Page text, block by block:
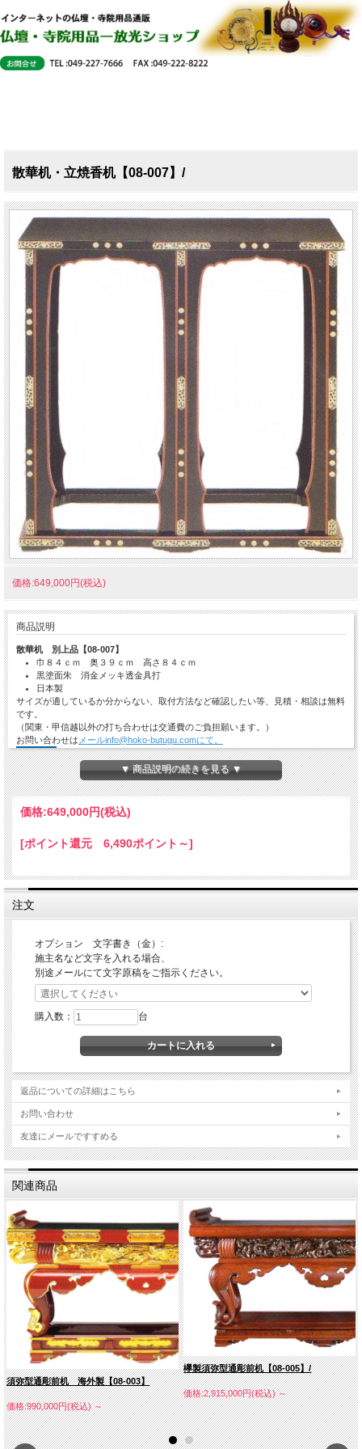
散華机・立焼香机【08-007】/
価格:649,000円(税込)
商品説明
散華机 別上品【08-007】
巾８４ｃｍ 奥３９ｃｍ 高さ８４ｃｍ
黒塗面朱 消金メッキ透金具打
日本製
サイズが適しているか分からない、取付方法など確認したい等、見積・相談は無料
です。
（関東・甲信越以外の打ち合わせは交通費のご負担願います。）
お問い合わせは メールinfo@hoko-butugu.comにて。
●送料無料です。
●文字・紋書きについても対応できます。別途費用と日数がかかりま
す。
●お見積書（ＰＤＦ）等が事前に必要な場合は、住所・連絡先電話番号
▶散華はこちら
▼ 商品説明の続きを見る ▼
価格:649,000円(税込)
[ポイント還元 6,490ポイント～]
注文
オプション 文字書き（金）:
施主名など文字を入れる場合、
別途メールにて文字原稿をご指示ください。
購入数： 台
返品についての詳細はこちら
お問い合わせ
友達にメールですすめる
関連商品
須弥型通彫前机 海外製【08-003】
価格:990,000円(税込)～
欅製須弥型通彫前机【08-005】/
価格:2,915,000円(税込)～